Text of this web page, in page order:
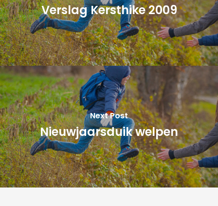
Verslag Kersthike 2009
Next Post
Nieuwjaarsduik welpen